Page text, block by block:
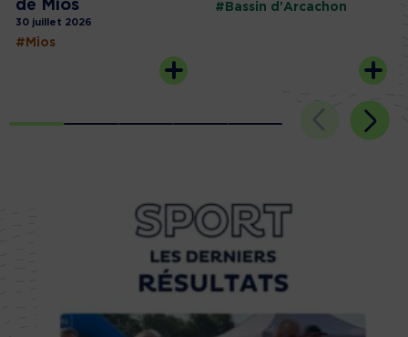
de Mios
30 juillet 2026
#Mios
#Bassin d'Arcachon